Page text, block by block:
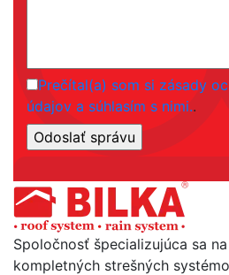
Prečítal(a) som si zásady
údajov a súhlasím s nimi..
Spoločnosť špecializujúca sa
kompletných strešných